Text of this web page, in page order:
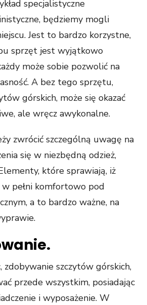
specjalistyczne
będziemy mogli
Jest to bardzo korzystne,
sprzęt jest wyjątkowo
może sobie pozwolić na
A bez tego sprzętu,
górskich, może się okazać
ale wręcz awykonalne.
zwrócić szczególną uwagę na
się w niezbędną odzież,
które sprawiają, iż
w pełni komfortowo pod
a to bardzo ważne, na
zdobywanie szczytów górskich,
przede wszystkim, posiadając
i wyposażenie. W